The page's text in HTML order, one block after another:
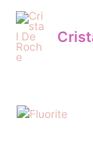
contenu